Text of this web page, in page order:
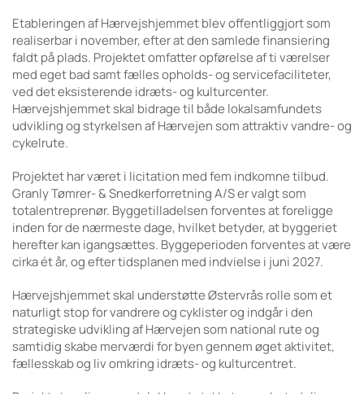
Etableringen af Hærvejshjemmet blev offentliggjort som
realiserbar i november, efter at den samlede finansiering
faldt på plads. Projektet omfatter opførelse af ti værelser
med eget bad samt fælles opholds- og servicefaciliteter,
ved det eksisterende idræts- og kulturcenter.
Hærvejshjemmet skal bidrage til både lokalsamfundets
udvikling og styrkelsen af Hærvejen som attraktiv vandre- og
cykelrute.
Projektet har været i licitation med fem indkomne tilbud.
Granly Tømrer- & Snedkerforretning A/S er valgt som
totalentreprenør. Byggetilladelsen forventes at foreligge
inden for de nærmeste dage, hvilket betyder, at byggeriet
herefter kan igangsættes. Byggeperioden forventes at være
cirka ét år, og efter tidsplanen med indvielse i juni 2027.
Hærvejshjemmet skal understøtte Østervrås rolle som et
naturligt stop for vandrere og cyklister og indgår i den
strategiske udvikling af Hærvejen som national rute og
samtidig skabe merværdi for byen gennem øget aktivitet,
fællesskab og liv omkring idræts- og kulturcentret.